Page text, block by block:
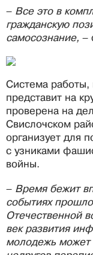
– Все это в
гражданскую
самосознание, –
Система работы,
представит на
проверена на
Свислочском
организует для
с узниками
войны.
– Время бежит
событиях
Отечественной
век развития
молодежь может